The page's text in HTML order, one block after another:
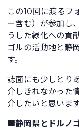
この10回に渡るフ
ー含む）が参加し
うした緑化への貢
ゴルの活動地と静
す。
誌面にも少しとり
介しきれなかった
介したいと思います
■静岡県とドルノ